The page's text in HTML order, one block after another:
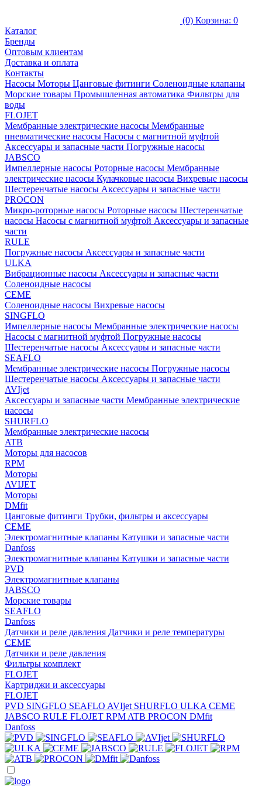
(0) Корзина: 0
Каталог
Бренды
Оптовым клиентам
Доставка и оплата
Контакты
Насосы Моторы Цанговые фитинги Соленоидные клапаны
Морские товары Промышленная автоматика Фильтры для
воды
FLOJET
Мембранные электрические насосы Мембранные
пневматические насосы Насосы с магнитной муфтой
Аксессуары и запасные части Погружные насосы
JABSCO
Импеллерные насосы Роторные насосы Мембранные
электрические насосы Кулачковые насосы Вихревые насосы
Шестеренчатые насосы Аксессуары и запасные части
PROCON
Микро-роторные насосы Роторные насосы Шестеренчатые
насосы Насосы с магнитной муфтой Аксессуары и запасные
части
RULE
Погружные насосы Аксессуары и запасные части
ULKA
Вибрационные насосы Аксессуары и запасные части
Соленоидные насосы
CEME
Соленоидные насосы Вихревые насосы
SINGFLO
Импеллерные насосы Мембранные электрические насосы
Насосы с магнитной муфтой Погружные насосы
Шестеренчатые насосы Аксессуары и запасные части
SEAFLO
Мембранные электрические насосы Погружные насосы
Шестеренчатые насосы Аксессуары и запасные части
AVIjet
Аксессуары и запасные части Мембранные электрические
насосы
SHURFLO
Мембранные электрические насосы
ATB
Моторы для насосов
RPM
Моторы
AVIJET
Моторы
DMfit
Цанговые фитинги Трубки, фильтры и аксессуары
CEME
Электромагнитные клапаны Катушки и запасные части
Danfoss
Электромагнитные клапаны Катушки и запасные части
PVD
Электромагнитные клапаны
JABSCO
Морские товары
SEAFLO
Danfoss
Датчики и реле давления Датчики и реле температуры
CEME
Датчики и реле давления
Фильтры комплект
FLOJET
Картриджи и аксессуары
FLOJET
PVD SINGFLO SEAFLO AVIjet SHURFLO ULKA CEME
JABSCO RULE FLOJET RPM ATB PROCON DMfit
Danfoss